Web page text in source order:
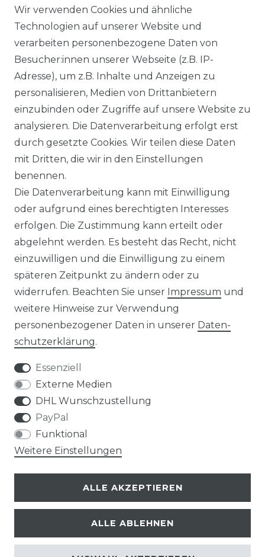
BLOG
VORTEILE
☛ TOP Marken – TOP Qualität
☞ Fachhändler mit Beratung
☛ Über 30.000 Top Bewertungen
☞ Mehr als 200.000 Produkte am Lager
Impressum Daten­schutz­erklärung
Widerrufs­recht
Wir verwenden Cookies und ähnliche
Technologien auf unserer Website und
verarbeiten personenbezogene Daten von
Besucher:innen unserer Webseite (z.B. IP-
Adresse), um z.B. Inhalte und Anzeigen zu
personalisieren, Medien von Drittanbietern
einzubinden oder Zugriffe auf unsere Website zu
analysieren. Die Datenverarbeitung erfolgt erst
durch gesetzte Cookies. Wir teilen diese Daten
mit Dritten, die wir in den Einstellungen
benennen.
Die Datenverarbeitung kann mit Einwilligung
oder aufgrund eines berechtigten Interesses
erfolgen. Die Zustimmung kann erteilt oder
abgelehnt werden. Es besteht das Recht, nicht
einzuwilligen und die Einwilligung zu einem
späteren Zeitpunkt zu ändern oder zu
widerrufen. Beachten Sie unser Impressum und
weitere Hinweise zur Verwendung
personenbezogener Daten in unserer Daten­
schutz­erklärung.
Essenziell
Externe Medien
DHL Wunschzustellung
PayPal
Funktional
Weitere Einstellungen
ALLE AKZEPTIEREN
ALLE ABLEHNEN